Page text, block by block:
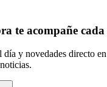
te acompañe
y novedades directo